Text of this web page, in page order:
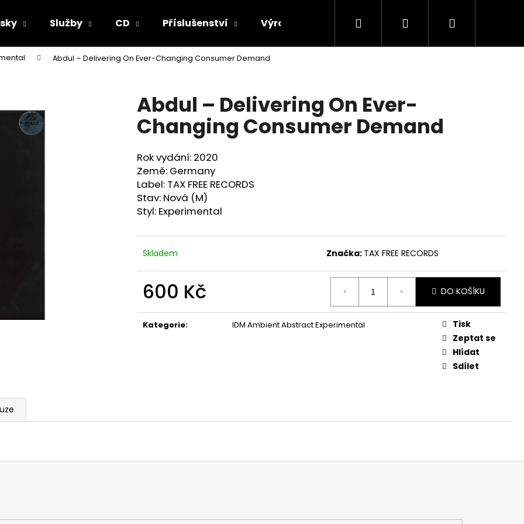
Služby CD Příslušenství Výroba vinylových desek Výkup
Hledat PřihlášeníNákupní
Abdul ‎– Delivering On Ever​-​Changing Consumer Demand
Abdul ‎– Delivering On Ever​-​
Changing Consumer Demand
Rok vydání: 2020
Země: Germany
Label: TAX FREE RECORDS
Stav: Nová (M)
Styl: Experimental
Skladem Značka: TAX FREE RECORDS
600 Kč
cena:
DO KOŠÍKU
Kategorie: IDM Ambient Abstract Experimental
Tisk
Zeptat se
Hlídat
Sdílet
Co potřebujete najít?
HLEDAT